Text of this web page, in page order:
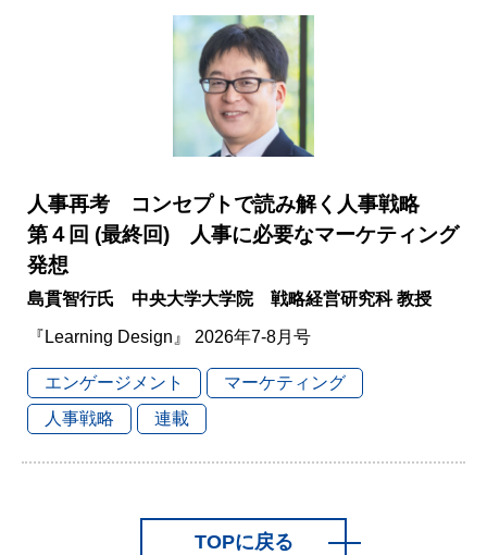
人事再考 コンセプトで読み解く人事戦略
第４回 (最終回) 人事に必要なマーケティング
発想
島貫智行氏 中央大学大学院 戦略経営研究科 教授
『Learning Design』 2026年7-8月号
エンゲージメント
マーケティング
人事戦略
連載
TOPに戻る